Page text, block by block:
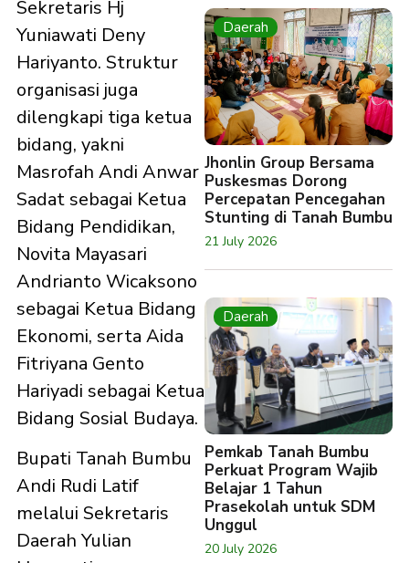
Sekretaris Hj
Yuniawati Deny
Hariyanto. Struktur
organisasi juga
dilengkapi tiga ketua
bidang, yakni
Masrofah Andi Anwar
Sadat sebagai Ketua
Bidang Pendidikan,
Novita Mayasari
Andrianto Wicaksono
sebagai Ketua Bidang
Ekonomi, serta Aida
Fitriyana Gento
Hariyadi sebagai Ketua
Bidang Sosial Budaya.
Bupati Tanah Bumbu
Andi Rudi Latif
melalui Sekretaris
Daerah Yulian
Daerah
Jhonlin Group Bersama
Puskesmas Dorong
Percepatan Pencegahan
Stunting di Tanah Bumbu
21 July 2026
Daerah
Pemkab Tanah Bumbu
Perkuat Program Wajib
Belajar 1 Tahun
Prasekolah untuk SDM
Unggul
20 July 2026